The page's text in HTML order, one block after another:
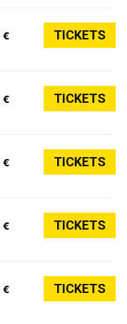
€ TICKETS
€ TICKETS
€ TICKETS
€ TICKETS
€ TICKETS